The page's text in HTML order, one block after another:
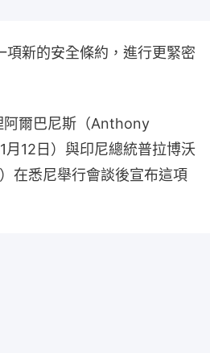
項新的安全條約，進行更緊密
阿爾巴尼斯（Anthony
月12日）與印尼總統普拉博沃
在悉尼舉行會談後宣布這項